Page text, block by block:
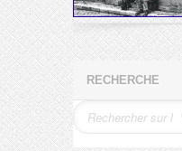
RECHERCHE